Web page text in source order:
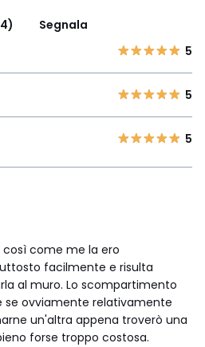
Segnala
5
5
5
così come me la ero
facilmente e risulta
al muro. Lo scompartimento
se ovviamente relativamente
un'altra appena troverò una
forse troppo costosa.